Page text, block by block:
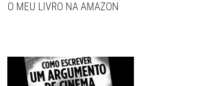
O MEU LIVRO NA AMAZON